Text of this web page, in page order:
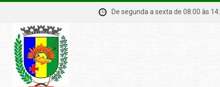
De segunda a sexta de 08:00